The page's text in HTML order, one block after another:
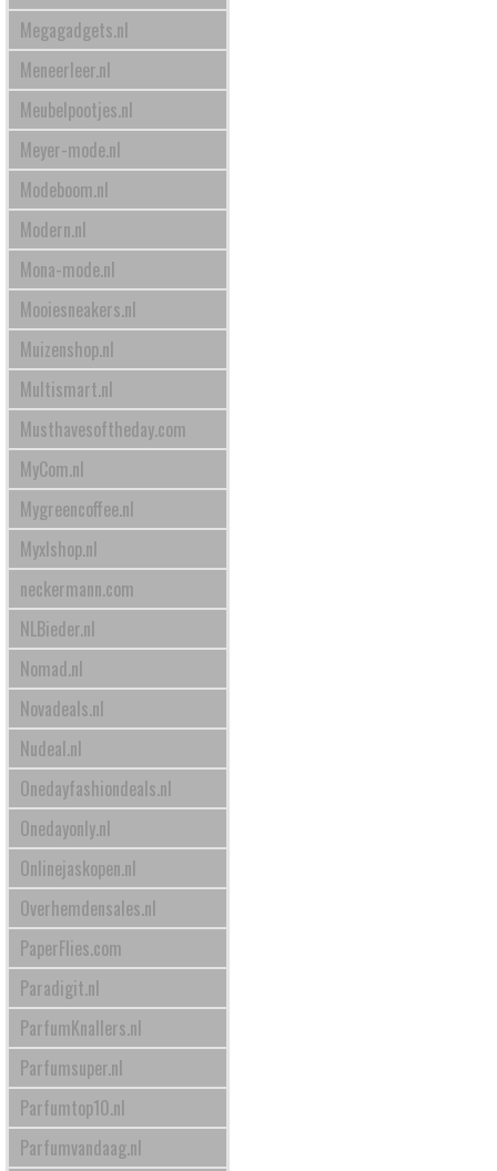
Megagadgets.nl
Meneerleer.nl
Meubelpootjes.nl
Meyer-mode.nl
Modeboom.nl
Modern.nl
Mona-mode.nl
Mooiesneakers.nl
Muizenshop.nl
Multismart.nl
Musthavesoftheday.com
MyCom.nl
Mygreencoffee.nl
Myxlshop.nl
neckermann.com
NLBieder.nl
Nomad.nl
Novadeals.nl
Nudeal.nl
Onedayfashiondeals.nl
Onedayonly.nl
Onlinejaskopen.nl
Overhemdensales.nl
PaperFlies.com
Paradigit.nl
ParfumKnallers.nl
Parfumsuper.nl
Parfumtop10.nl
Parfumvandaag.nl